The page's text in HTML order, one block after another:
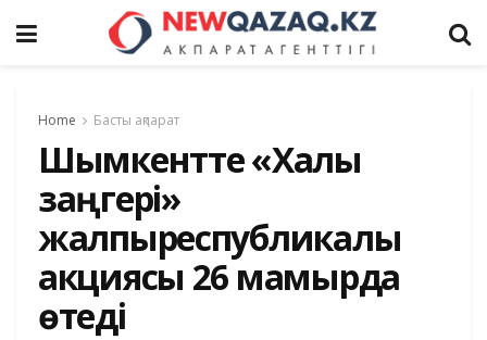
Home Басты ақпарат
Шымкентте «Халық
заңгері»
жалпыреспубликалық
акциясы 26 мамырда
өтеді